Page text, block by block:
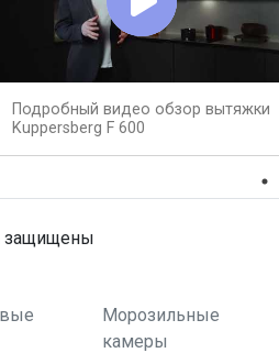
Подробный видео обзор вытяжки
Kuppersberg F 600
защищены
Морозильные
камеры